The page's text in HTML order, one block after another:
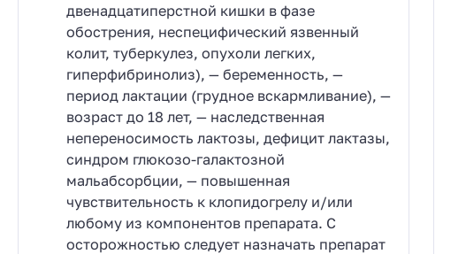
двенадцатиперстной кишки в фазе
обострения, неспецифический язвенный
колит, туберкулез, опухоли легких,
гиперфибринолиз), — беременность, —
период лактации (грудное вскармливание), —
возраст до 18 лет, — наследственная
непереносимость лактозы, дефицит лактазы,
синдром глюкозо-галактозной
мальабсорбции, — повышенная
чувствительность к клопидогрелу и/или
любому из компонентов препарата. С
осторожностью следует назначать препарат